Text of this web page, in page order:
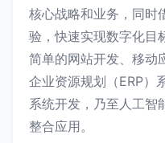
核心战略和业务，同时
验，快速实现数字化目
简单的网站开发、移动
企业资源规划（ERP）
系统开发，乃至人工智
整合应用。